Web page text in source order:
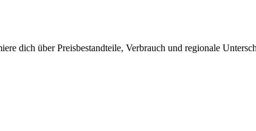
dich über Preisbestandteile, Verbrauch und regionale